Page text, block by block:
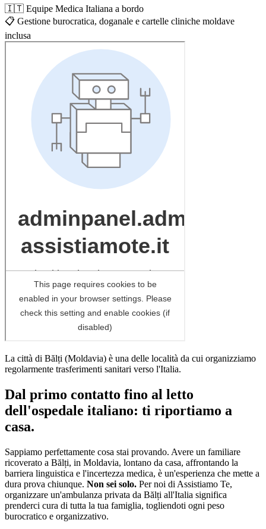
🇮🇹 Equipe Medica Italiana a bordo
📋 Gestione burocratica, doganale e cartelle cliniche moldave
inclusa
La città di Bălți (Moldavia) è una delle località da cui organizziamo
regolarmente trasferimenti sanitari verso l'Italia.
Dal primo contatto fino al letto
dell'ospedale italiano: ti riportiamo a
casa.
Sappiamo perfettamente cosa stai provando. Avere un familiare
ricoverato a Bălți, in Moldavia, lontano da casa, affrontando la
barriera linguistica e l'incertezza medica, è un'esperienza che mette a
dura prova chiunque. Non sei solo. Per noi di Assistiamo Te,
organizzare un'ambulanza privata da Bălți all'Italia significa
prenderci cura di tutta la tua famiglia, togliendoti ogni peso
burocratico e organizzativo.